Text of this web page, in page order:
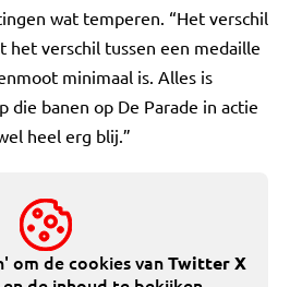
wat temperen. “Het verschil
het verschil tussen een medaille
minimaal is. Alles is
die banen op De Parade in actie
heel erg blij.”
om de cookies vanTwitter X